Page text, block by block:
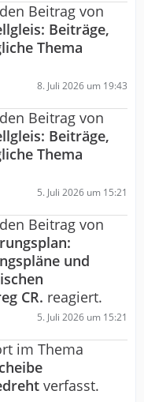
Beitrag von
Beiträge,
Thema
8. Juli 2026 um 19:43
Beitrag von
Beiträge,
Thema
5. Juli 2026 um 15:21
Beitrag von
und
CR. reagiert.
5. Juli 2026 um 15:21
im Thema
verfasst.